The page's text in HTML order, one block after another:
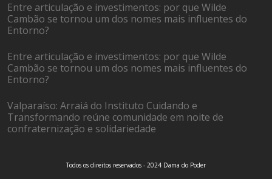
Entre articulação e investimentos: por que Wilde
Cambão se tornou um dos nomes mais influentes do
Entorno?
Entre articulação e investimentos: por que Wilde
Cambão se tornou um dos nomes mais influentes do
Entorno?
Valparaíso: Arraiá do Instituto Cuidando e
Transformando reúne comunidade em noite de
confraternização e solidariedade
Todos os direitos reservados - 2024 Dama do Poder